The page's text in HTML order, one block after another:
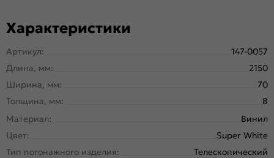
Характеристики
Артикул:
147-0057
Длина, мм:
2150
Ширина, мм:
70
Толщина, мм:
8
Материал:
Винил
Цвет:
Super White
Тип погонажного изделия:
Телескопический